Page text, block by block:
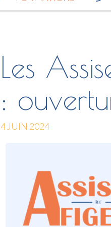
Les
:
4 JUIN 2024